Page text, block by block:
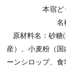
本宿ど
名
原材料名：砂糖
産）、小麦粉（
ーンシロップ、食